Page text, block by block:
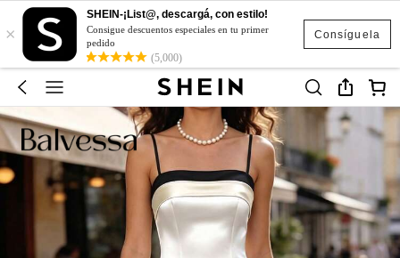
Consíguela
×
SHEIN-¡List@, descargá, con estilo!
Consigue descuentos especiales en tu primer
pedido
(5,000)